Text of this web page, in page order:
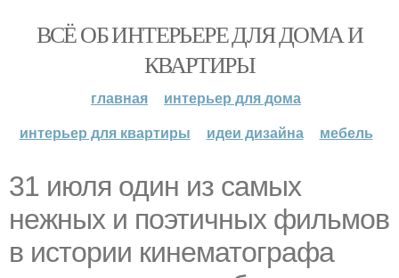
ВСЁ ОБ ИНТЕРЬЕРЕ ДЛЯ ДОМА И
КВАРТИРЫ
главная
интерьер для дома
интерьер для квартиры
идеи дизайна мебель
31 июля один из самых
нежных и поэтичных фильмов
в истории кинематографа